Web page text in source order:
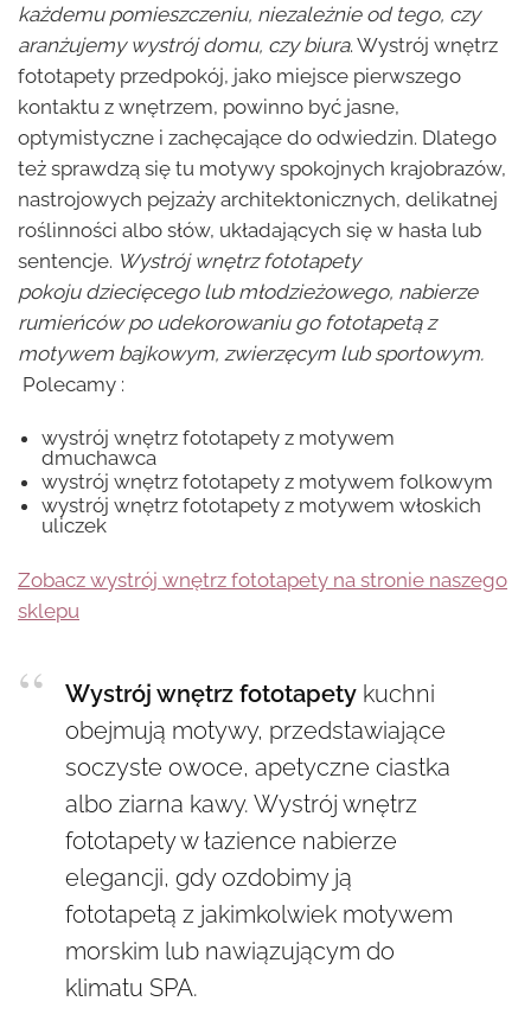
każdemu pomieszczeniu, niezależnie od tego, czy
aranżujemy wystrój domu, czy biura. Wystrój wnętrz
fototapety przedpokój, jako miejsce pierwszego
kontaktu z wnętrzem, powinno być jasne,
optymistyczne i zachęcające do odwiedzin. Dlatego
też sprawdzą się tu motywy spokojnych krajobrazów,
nastrojowych pejzaży architektonicznych, delikatnej
roślinności albo słów, układających się w hasła lub
sentencje. Wystrój wnętrz fototapety
pokoju dziecięcego lub młodzieżowego, nabierze
rumieńców po udekorowaniu go fototapetą z
motywem bajkowym, zwierzęcym lub sportowym.
Polecamy :
wystrój wnętrz fototapety z motywem
dmuchawca
wystrój wnętrz fototapety z motywem folkowym
wystrój wnętrz fototapety z motywem włoskich
uliczek
Zobacz wystrój wnętrz fototapety na stronie naszego
sklepu
Wystrój wnętrz fototapety kuchni
obejmują motywy, przedstawiające
soczyste owoce, apetyczne ciastka
albo ziarna kawy. Wystrój wnętrz
fototapety w łazience nabierze
elegancji, gdy ozdobimy ją
fototapetą z jakimkolwiek motywem
morskim lub nawiązującym do
klimatu SPA.